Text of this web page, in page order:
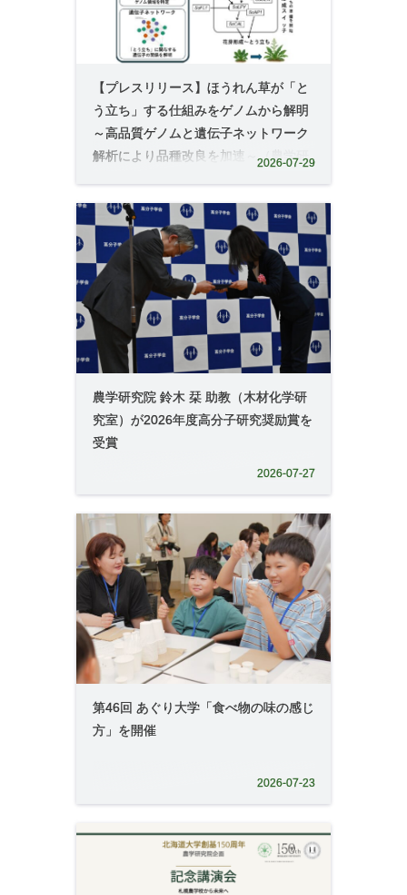
【プレスリリース】ほうれん草が「と
う立ち」する仕組みをゲノムから解明
～高品質ゲノムと遺伝子ネットワーク
解析により品種改良を加速～（農学研
2026-07-29
農学研究院 鈴木 栞 助教（木材化学研
究室）が2026年度高分子研究奨励賞を
受賞
2026-07-27
第46回 あぐり大学「食べ物の味の感じ
方」を開催
2026-07-23